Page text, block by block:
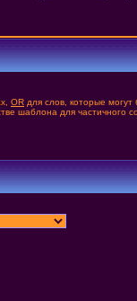
OR для слов, которые могут
шаблона для частичного